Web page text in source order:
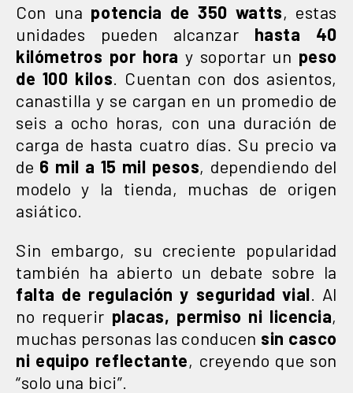
Con una potencia de 350 watts, estas
unidades pueden alcanzar hasta 40
kilómetros por hora y soportar un peso
de 100 kilos . Cuentan con dos asientos,
canastilla y se cargan en un promedio de
seis a ocho horas, con una duración de
carga de hasta cuatro días. Su precio va
de 6 mil a 15 mil pesos, dependiendo del
modelo y la tienda, muchas de origen
asiático.
Sin embargo, su creciente popularidad
también ha abierto un debate sobre la
falta de regulación y seguridad vial . Al
no requerir placas, permiso ni licencia,
muchas personas las conducen sin casco
ni equipo reflectante, creyendo que son
“solo una bici”.